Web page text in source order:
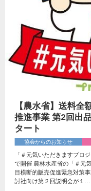
【農水省】送料全
推進事業 第2回出
タート
協会からのお知らせ
「＃元気いただきますプロ
で開催 農林水産省の「＃元
目横断的販売促進緊急対策
討社向け第２回説明会が１…